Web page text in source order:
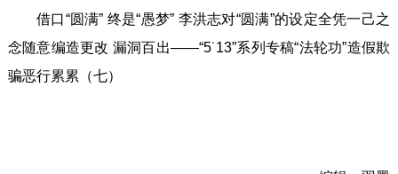
借口“圆满” 终是“愚梦” 李洪志对“圆满”的设定全凭一己之
念随意编造更改 漏洞百出——“5˙13”系列专稿“法轮功”造假欺
骗恶行累累（七）